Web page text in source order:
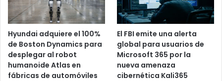
Hyundai adquiere el 100%
de Boston Dynamics para
desplegar al robot
humanoide Atlas en
fábricas de automóviles
El FBI emite una alerta
global para usuarios de
Microsoft 365 por la
nueva amenaza
cibernética Kali365